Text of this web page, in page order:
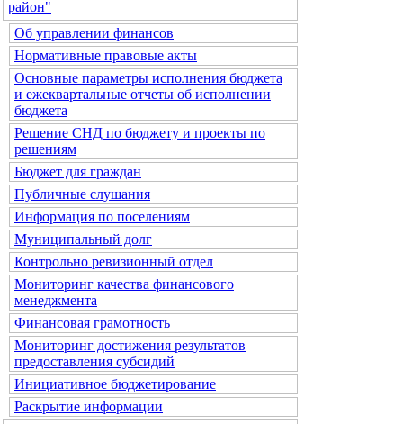
район"
Об управлении финансов
Нормативные правовые акты
Основные параметры исполнения бюджета
и ежеквартальные отчеты об исполнении
бюджета
Решение СНД по бюджету и проекты по
решениям
Бюджет для граждан
Публичные слушания
Информация по поселениям
Муниципальный долг
Контрольно ревизионный отдел
Мониторинг качества финансового
менеджмента
Финансовая грамотность
Мониторинг достижения результатов
предоставления субсидий
Инициативное бюджетирование
Раскрытие информации